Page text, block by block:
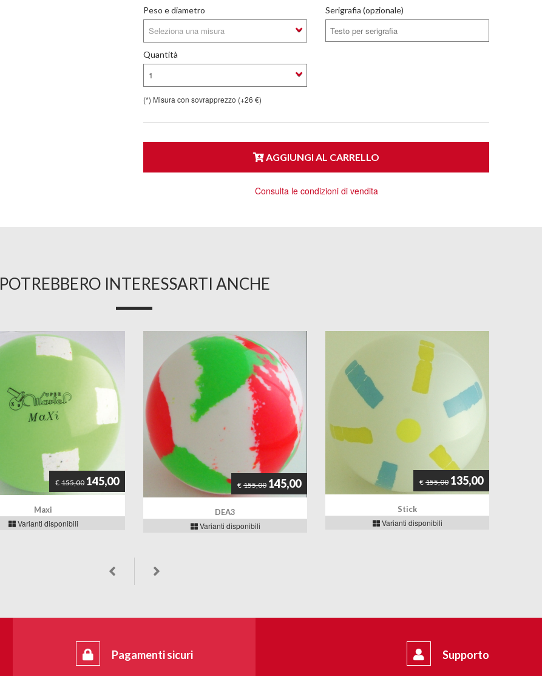
Peso e diametro
Seleziona una misura
Serigrafia (opzionale)
Quantità
1
(*) Misura con sovrapprezzo (+26 €)
AGGIUNGI AL CARRELLO
Consulta le condizioni di vendita
POTREBBERO INTERESSARTI ANCHE
€ 155,00 145,00
Maxi
Varianti disponibili
€ 155,00 145,00
DEA3
Varianti disponibili
€ 155,00 135,00
Stick
Varianti disponibili
Pagamenti sicuri Supporto